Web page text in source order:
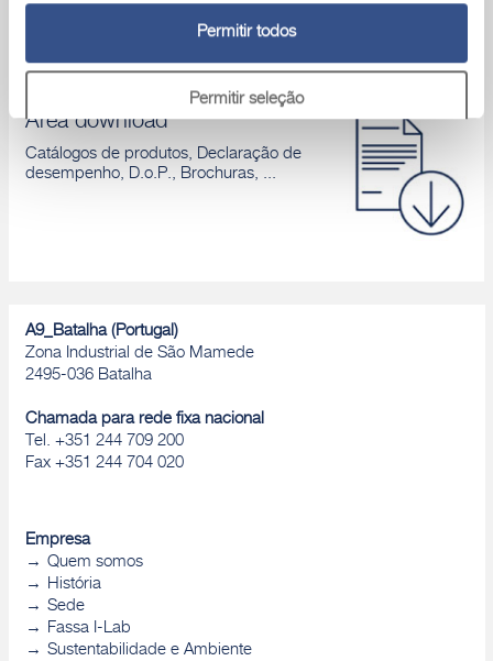
Permitir todos
Permitir seleção
Rejeitar
Área download
Catálogos de produtos, Declaração de
desempenho, D.o.P., Brochuras, ...
A9_Batalha (Portugal)
Zona Industrial de São Mamede
2495-036 Batalha
Chamada para rede fixa nacional
Tel. +351 244 709 200
Fax +351 244 704 020
Empresa
Quem somos
História
Sede
Fassa I-Lab
Sustentabilidade e Ambiente